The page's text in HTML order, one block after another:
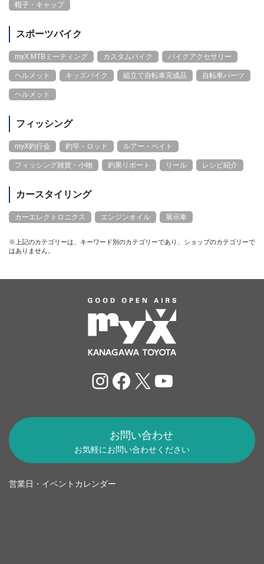
帽子・キャップ
スポーツバイク
myX MTBミーティング カスタムバイク バイクアクセサリー
ヘルメット キッズバイク 組立て自転車完成品 自転車パーツ
ヘルメット
フィッシング
myX釣行会 釣竿・ロッド ルアー・ベイト
フィッシング雑貨・小物 釣果リポート リール レシピ紹介
カースタイリング
カーエレクトロニクス エンジンオイル 展示車
※上記のカテゴリーは、キーワード別のカテゴリーであり、ショップのカテゴリーで
はありません。
Instagram
Facebook
X YouTube
お問い合わせ
お気軽にお問い合わせください
営業日・イベントカレンダー